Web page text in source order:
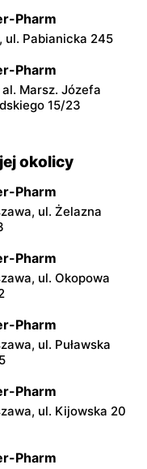
Pharm
ul. Pabianicka 245
Pharm
Marsz. Józefa
15/23
okolicy
Pharm
ul. Żelazna
Pharm
ul. Okopowa
Pharm
ul. Puławska
Pharm
ul. Kijowska 20
Pharm